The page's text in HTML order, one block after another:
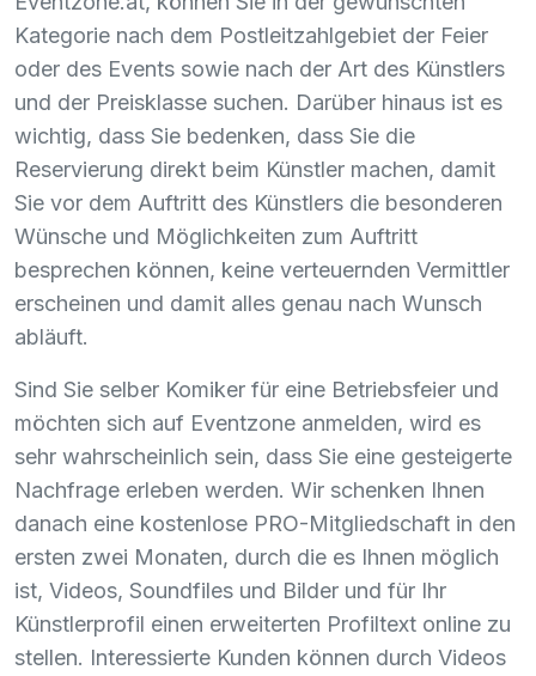
Kategorie nach dem Postleitzahlgebiet der Feier
oder des Events sowie nach der Art des Künstlers
und der Preisklasse suchen. Darüber hinaus ist es
wichtig, dass Sie bedenken, dass Sie die
Reservierung direkt beim Künstler machen, damit
Sie vor dem Auftritt des Künstlers die besonderen
Wünsche und Möglichkeiten zum Auftritt
besprechen können, keine verteuernden Vermittler
erscheinen und damit alles genau nach Wunsch
abläuft.
Sind Sie selber Komiker für eine Betriebsfeier und
möchten sich auf Eventzone anmelden, wird es
sehr wahrscheinlich sein, dass Sie eine gesteigerte
Nachfrage erleben werden. Wir schenken Ihnen
danach eine kostenlose PRO-Mitgliedschaft in den
ersten zwei Monaten, durch die es Ihnen möglich
ist, Videos, Soundfiles und Bilder und für Ihr
Künstlerprofil einen erweiterten Profiltext online zu
stellen. Interessierte Kunden können durch Videos